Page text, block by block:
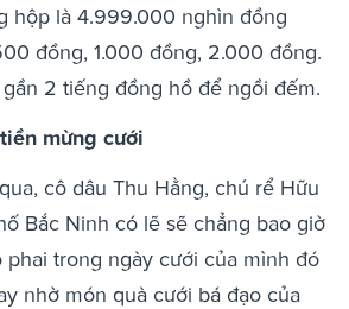
hộp là 4.999.000 nghìn đồng
đồng, 1.000 đồng, 2.000 đồng.
2 tiếng đồng hồ để ngồi đếm.
mừng cưới
cô dâu Thu Hằng, chú rể Hữu
Bắc Ninh có lẽ sẽ chẳng bao giờ
trong ngày cưới của mình đó
nhờ món quà cưới bá đạo của